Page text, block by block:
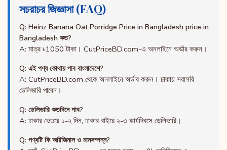
সচরাচর জিজ্ঞাসা (FAQ)
Q: Heinz Banana Oat Porridge Price in Bangladesh price in
Bangladesh কত?
A: মাত্র ৳1050 টাকা। CutPriceBD.com-এ অনলাইনে অর্ডার করুন।
Q: এই পণ্য কোথায় পাব বাংলাদেশে?
A: CutPriceBD.com থেকে অনলাইনে অর্ডার করুন। ঢাকায় সরাসরি
ডেলিভারি পাবেন।
Q: ডেলিভারি কতদিনে পাব?
A: ঢাকার ভেতরে ১-২ দিন, ঢাকার বাইরে ২-৩ কার্যদিবসে ডেলিভারি।
Q: পণ্যটি কি অরিজিনাল ও মানসম্পন্ন?